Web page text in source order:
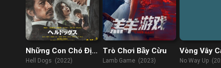
Những Con Chó Địa
Ngục
Hell Dogs (2022)
Trò Chơi Bầy Cừu
Lamb Game (2023)
Vòng Vây
No Way Up